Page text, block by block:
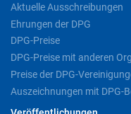
Aktuelle Ausschreibungen
Ehrungen der DPG
DPG-Preise
DPG-Preise mit anderen
Preise der DPG-
Auszeichnungen mit DPG-